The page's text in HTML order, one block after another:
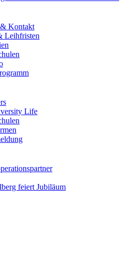
Kontakt
Leihfristen
Life
feiert Jubiläum